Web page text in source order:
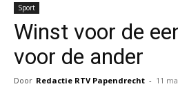
Sport
Winst voor de
voor de ander
Door Redactie RTV Papendrecht - 11